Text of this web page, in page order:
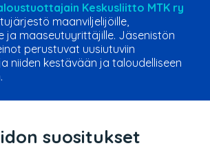
Keskusliitto MTK ry
maanviljelijöille,
ja maaseutuyrittäjille. Jäsenistön
perustuvat uusiutuviin
niiden kestävään ja taloudelliseen
suositukset